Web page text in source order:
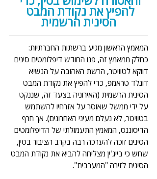
להפיץ את נקודת המבט
הסינית הרשמית
המאמץ הראשון מגיע ברשתות החברתיות:
כחלק ממאמץ זה, פנו החודש דיפלומטים סינים
דווקא לטוויטר, הרשת האהובה על הנשיא
דונלד טראמפ, כדי להפיץ את נקודת המבט
הסינית הרשמית (האירוניה בצעד זה, שננקט
על ידי ממשל שאוסר על אזרחיו להשתמש
בטוויטר, לא נעלם מעיני האחרונים). אך חרף
הדיסוננס, המאמץ התעמולתי של הדיפלומטים
הסינים זוכה להערכה רבה בקרב הציבור בסין,
שחש כי בייג'ין מצליחה להביא את נקודת המבט
הסינית לזירה "המערבית".